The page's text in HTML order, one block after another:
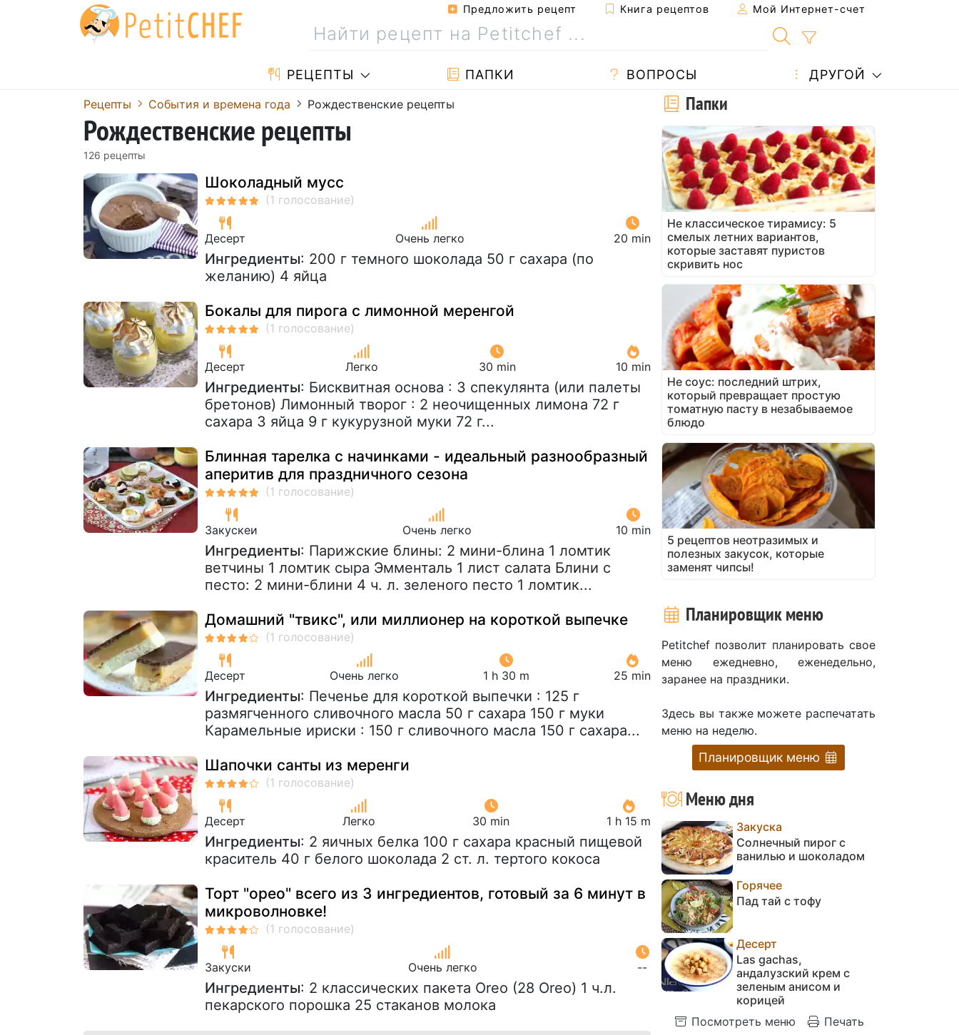
Предложить рецепт Книга рецептов Мой Интернет-счет
PЕЦЕПТЫ ПАПКИ ВОПРОСЫ ДРУГОЙ
Pецепты События и времена года Рождественские рецепты
Рождественские рецепты
126 pецепты
Шоколадный мусс
Десерт Очень легко 20 min
Ингредиенты: 200 г темного шоколада 50 г сахара (по
желанию) 4 яйца
Бокалы для пирога с лимонной меренгой
Десерт Легко 30 min 10 min
Ингредиенты: Бисквитная основа : 3 спекулянта (или палеты
бретонов) Лимонный творог : 2 неочищенных лимона 72 г
сахара 3 яйца 9 г кукурузной муки 72 г...
Блинная тарелка с начинками - идеальный разнообразный
аперитив для праздничного сезона
Закускeи Очень легко 10 min
Ингредиенты: Парижские блины: 2 мини-блина 1 ломтик
ветчины 1 ломтик сыра Эмменталь 1 лист салата Блини с
песто: 2 мини-блини 4 ч. л. зеленого песто 1 ломтик...
Домашний "твикс", или миллионер на короткой выпечке
Десерт Очень легко 1 h 30 m 25 min
Ингредиенты: Печенье для короткой выпечки : 125 г
размягченного сливочного масла 50 г сахара 150 г муки
Карамельные ириски : 150 г сливочного масла 150 г сахара...
Шапочки санты из меренги
Десерт Легко 30 min 1 h 15 m
Ингредиенты: 2 яичных белка 100 г сахара красный пищевой
краситель 40 г белого шоколада 2 ст. л. тертого кокоса
Торт "орео" всего из 3 ингредиентов, готовый за 6 минут в
микроволновке!
Закуски Очень легко --
Ингредиенты: 2 классических пакета Oreo (28 Oreo) 1 ч.л.
пекарского порошка 25 стаканов молока
Папки
Не классическое тирамису: 5
смелых летних вариантов,
которые заставят пуристов
скривить нос
Не соус: последний штрих,
который превращает простую
томатную пасту в незабываемое
блюдо
5 рецептов неотразимых и
полезных закусок, которые
заменят чипсы!
Планировщик меню
Petitchef позволит планировать свое
меню ежедневно, еженедельно,
заранее на праздники.
Здесь вы также можете распечатать
меню на неделю.
Планировщик меню
Меню дня
Закуска
Солнечный пирог с
ванилью и шоколадом
Горячее
Пад тай с тофу
Десерт
Las gachas,
андалузский крем с
зеленым анисом и
корицей
Посмотреть меню
Печать